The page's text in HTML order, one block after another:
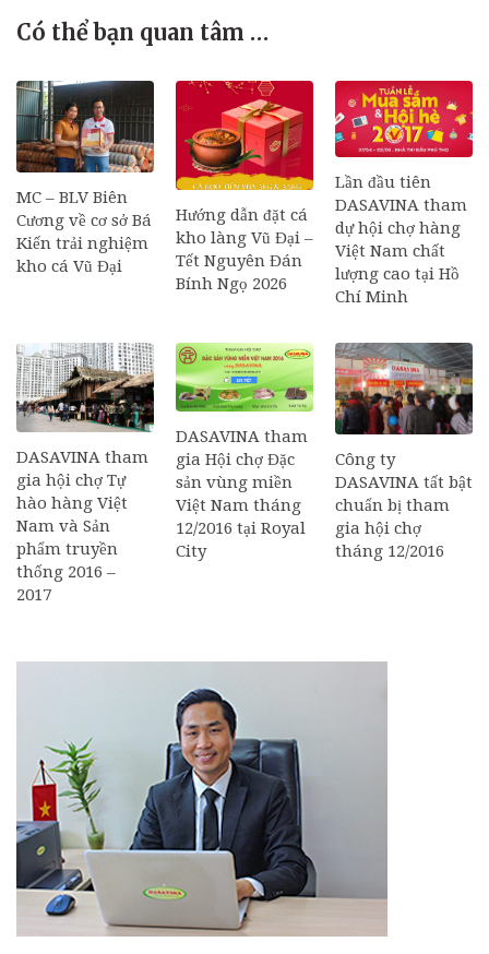
Có thể bạn quan tâm …
MC – BLV Biên
Cương về cơ sở Bá
Kiến trải nghiệm
kho cá Vũ Đại
Hướng dẫn đặt cá
kho làng Vũ Đại –
Tết Nguyên Đán
Bính Ngọ 2026
Lần đầu tiên
DASAVINA tham
dự hội chợ hàng
Việt Nam chất
lượng cao tại Hồ
Chí Minh
DASAVINA tham
gia hội chợ Tự
hào hàng Việt
Nam và Sản
phẩm truyền
thống 2016 –
2017
DASAVINA tham
gia Hội chợ Đặc
sản vùng miền
Việt Nam tháng
12/2016 tại Royal
City
Công ty
DASAVINA tất bật
chuẩn bị tham
gia hội chợ
tháng 12/2016